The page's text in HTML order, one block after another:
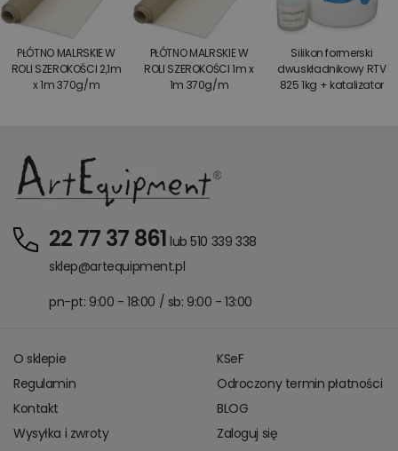
PŁÓTNO MALRSKIE W
ROLI SZEROKOŚCI 2,1m
x 1m 370g/m
PŁÓTNO MALRSKIE W
ROLI SZEROKOŚCI 1m x
1m 370g/m
Silikon formerski
dwuskładnikowy RTV
825 1kg + katalizator
22 77 37 861 lub 510 339 338
sklep@artequipment.pl
pn-pt: 9:00 - 18:00 / sb: 9:00 - 13:00
O sklepie
Regulamin
Kontakt
Wysyłka i zwroty
KSeF
Odroczony termin płatności
BLOG
Zaloguj się